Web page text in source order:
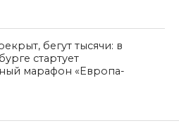
бегут тысячи: в
стартует
марафон «Европа-